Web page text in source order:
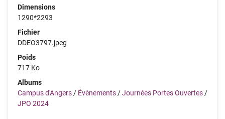
Dimensions
1290*2293
Fichier
DDEO3797.jpeg
Poids
717 Ko
Albums
Campus d'Angers / Évènements /Journées Portes Ouvertes /
JPO 2024